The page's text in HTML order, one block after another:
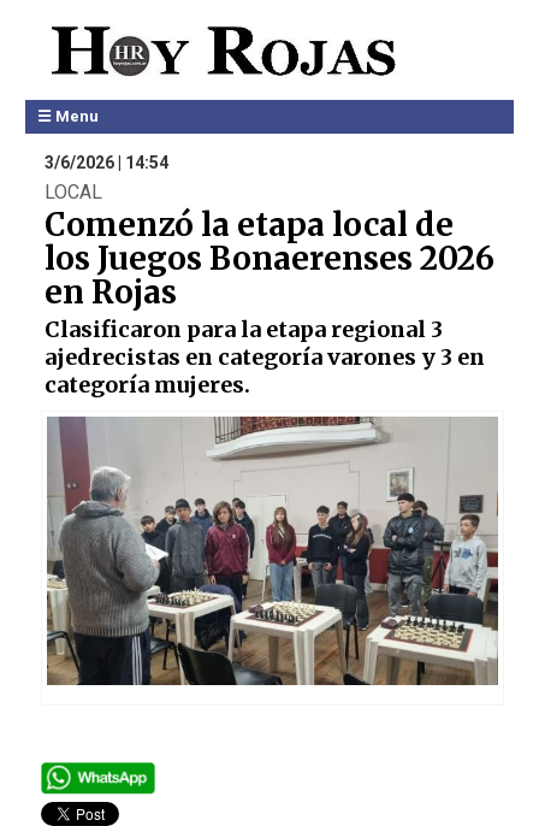
☰ Menu
3/6/2026 | 14:54
LOCAL
Comenzó la etapa local de
los Juegos Bonaerenses 2026
en Rojas
Clasificaron para la etapa regional 3
ajedrecistas en categoría varones y 3 en
categoría mujeres.